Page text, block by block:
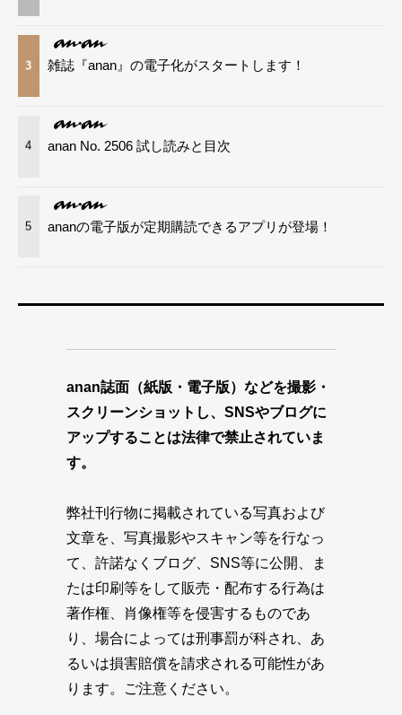
3 雑誌『anan』の電子化がスタートします！
4 anan No. 2506 試し読みと目次
5 ananの電子版が定期購読できるアプリが登場！
anan誌面（紙版・電子版）などを撮影・
スクリーンショットし、SNSやブログに
アップすることは法律で禁止されていま
す。
弊社刊行物に掲載されている写真および
文章を、写真撮影やスキャン等を行なっ
て、許諾なくブログ、SNS等に公開、ま
たは印刷等をして販売・配布する行為は
著作権、肖像権等を侵害するものであ
り、場合によっては刑事罰が科され、あ
るいは損害賠償を請求される可能性があ
ります。ご注意ください。